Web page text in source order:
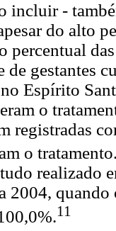
incluir -
do alto
percentual
de gestantes
Espírito
o
registradas
o
realizado
2004, quando
11